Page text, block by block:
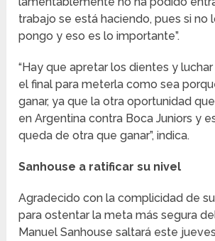
trabajo se está haciendo, pues si no
pongo y eso es lo importante”.
“Hay que apretar los dientes y
el final para meterla como sea
ganar, ya que la otra oportunidad
en Argentina contra Boca Juniors y
queda de otra que ganar”, indica.
Sanhouse a ratificar su nivel
Agradecido con la complicidad de
para ostentar la meta más segura
Manuel Sanhouse saltará este